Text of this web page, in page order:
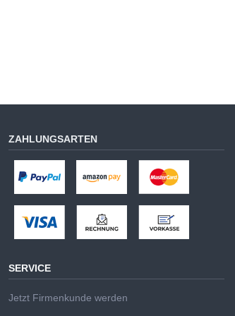
ZAHLUNGSARTEN
SERVICE
Jetzt Firmenkunde werden